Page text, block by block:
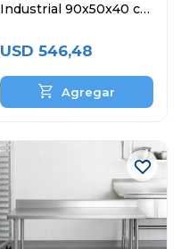
Industrial 90x50x40 cm
USD 546,48